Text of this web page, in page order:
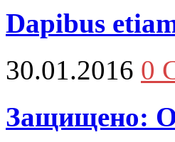
Dapibus
30.01.2016 0
Защищено: